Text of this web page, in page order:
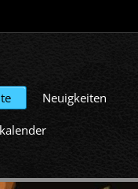
Neuigkeiten